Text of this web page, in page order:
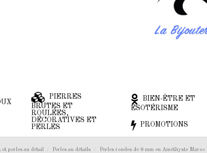
PIERRES
BRUTES ET
ROULÉES,
DÉCORATIVES ET
PERLES
BIEN-ÊTRE ET
ESOTÉRISME
PROMOTIONS
perles au détail Perles au détails Perles rondes de 8 mm en Améthyste Maroc